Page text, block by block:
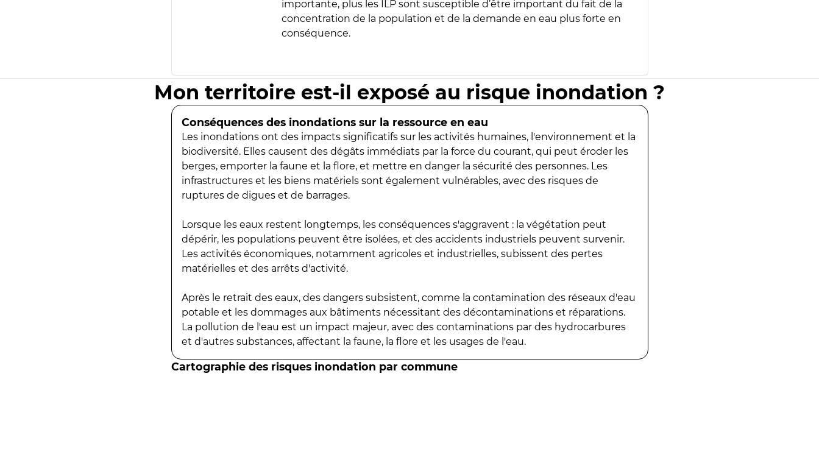
importante, plus les ILP sont susceptible d’être important du fait de la
concentration de la population et de la demande en eau plus forte en
conséquence.
Mon territoire est-il exposé au risque inondation ?
Conséquences des inondations sur la ressource en eau
Les inondations ont des impacts significatifs sur les activités humaines, l'environnement et la
biodiversité. Elles causent des dégâts immédiats par la force du courant, qui peut éroder les
berges, emporter la faune et la flore, et mettre en danger la sécurité des personnes. Les
infrastructures et les biens matériels sont également vulnérables, avec des risques de
ruptures de digues et de barrages.
Lorsque les eaux restent longtemps, les conséquences s'aggravent : la végétation peut
dépérir, les populations peuvent être isolées, et des accidents industriels peuvent survenir.
Les activités économiques, notamment agricoles et industrielles, subissent des pertes
matérielles et des arrêts d'activité.
Après le retrait des eaux, des dangers subsistent, comme la contamination des réseaux d'eau
potable et les dommages aux bâtiments nécessitant des décontaminations et réparations.
La pollution de l'eau est un impact majeur, avec des contaminations par des hydrocarbures
et d'autres substances, affectant la faune, la flore et les usages de l'eau.
Cartographie des risques inondation par commune